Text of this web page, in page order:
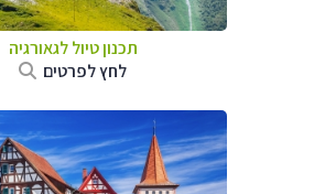
תכנון טיול לגאורגיה
לחץ לפרטים